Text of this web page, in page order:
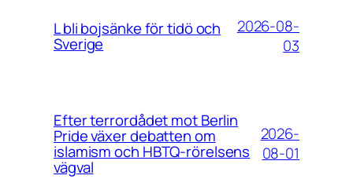
L bli bojsänke för tidö och
Sverige
2026-08-
03
Efter terrordådet mot Berlin
Pride växer debatten om
islamism och HBTQ-rörelsens
vägval
2026-
08-01